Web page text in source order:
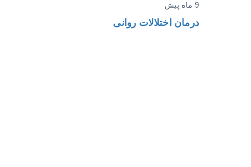
9 ماه پیش
درمان اختلالات روانی